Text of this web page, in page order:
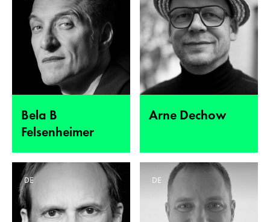
Bela B
Felsenheimer
Arne Dechow
DE DE